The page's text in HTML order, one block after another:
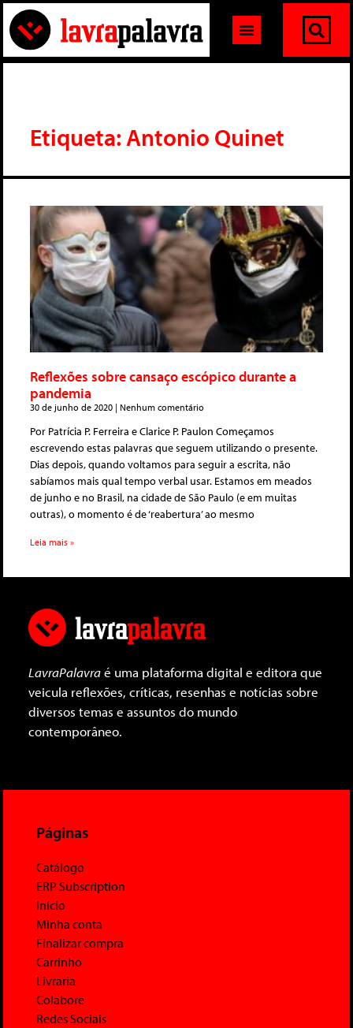
Etiqueta: Antonio Quinet
Reflexões sobre cansaço escópico durante a
pandemia
30 de junho de 2020 Nenhum comentário
Por Patrícia P. Ferreira e Clarice P. Paulon Começamos
escrevendo estas palavras que seguem utilizando o presente.
Dias depois, quando voltamos para seguir a escrita, não
sabíamos mais qual tempo verbal usar. Estamos em meados
de junho e no Brasil, na cidade de São Paulo (e em muitas
outras), o momento é de ‘reabertura’ ao mesmo
Leia mais »
LavraPalavraé uma plataforma digital e editora que
veicula reflexões, críticas, resenhas e notícias sobre
diversos temas e assuntos do mundo
contemporâneo.
Páginas
Catálogo
ERP Subscription
Início
Minha conta
Finalizar compra
Carrinho
Livraria
Colabore
Redes Sociais